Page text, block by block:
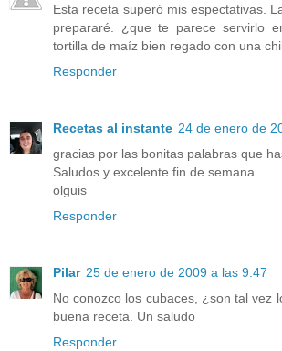
Esta receta superó mis espectativas.
prepararé. ¿que te parece servirlo
tortilla de maíz bien regado con una
Responder
Recetas al instante 24 de enero de
gracias por las bonitas palabras que
Saludos y excelente fin de semana.
olguis
Responder
Pilar 25 de enero de 2009 a las 9:47
No conozco los cubaces, ¿son tal vez
buena receta. Un saludo
Responder